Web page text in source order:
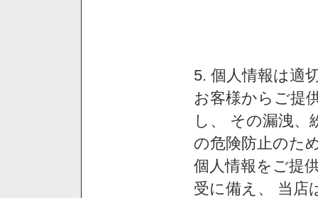
5. 個人情報は適
お客様からご提
し、 その漏洩、
の危険防止のた
個人情報をご提
受に備え、 当店